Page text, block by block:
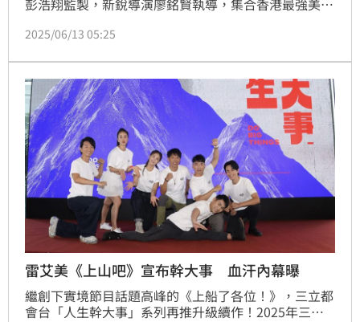
演出，全程在高雄及墾丁拍攝，上演了一場充滿南國風
方表示完全接受姐弟戀，而溫碧霞也大方回應：「好姊
姊可以帶你上天堂！」林汝珊
2025/06/13 05:25
雷艾美《上山吧》宣布幹大事 血汗內幕曝
繼創下實境節目話題高峰的《上船了各位！》，三立都
會台「人生幹大事」系列再推升級續作！2025年三立